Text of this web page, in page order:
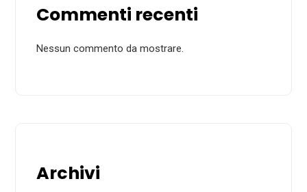
Commenti recenti
Nessun commento da mostrare.
Archivi